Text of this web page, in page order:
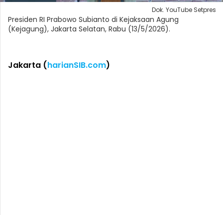
Dok. YouTube Setpres
Presiden RI Prabowo Subianto di Kejaksaan Agung
(Kejagung), Jakarta Selatan, Rabu (13/5/2026).
Jakarta (harianSIB.com)